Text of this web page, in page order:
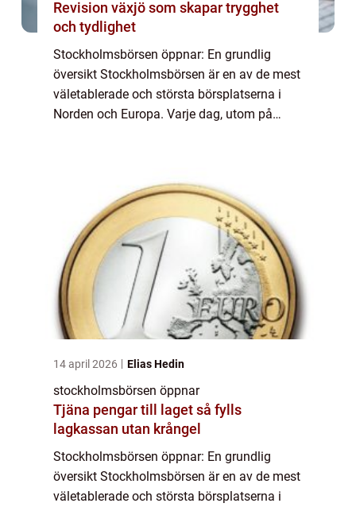
Revision växjö som skapar trygghet
och tydlighet
Stockholmsbörsen öppnar: En grundlig
översikt Stockholmsbörsen är en av de mest
väletablerade och största börsplatserna i
Norden och Europa. Varje dag, utom på
14 april 2026 Elias Hedin
stockholmsbörsen öppnar
Tjäna pengar till laget så fylls
lagkassan utan krångel
Stockholmsbörsen öppnar: En grundlig
översikt Stockholmsbörsen är en av de mest
väletablerade och största börsplatserna i